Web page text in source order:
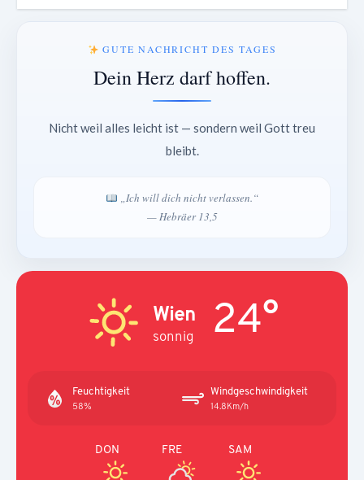
GUTE NACHRICHT DES TAGES
Dein Herz darf hoffen.
Nicht weil alles leicht ist — sondern weil Gott treu
bleibt.
„Ich will dich nicht verlassen.“
— Hebräer 13,5
Wien
sonnig 24°
Feuchtigkeit
58%
Windgeschwindigkeit
14.8Km/h
DON FRE SAM